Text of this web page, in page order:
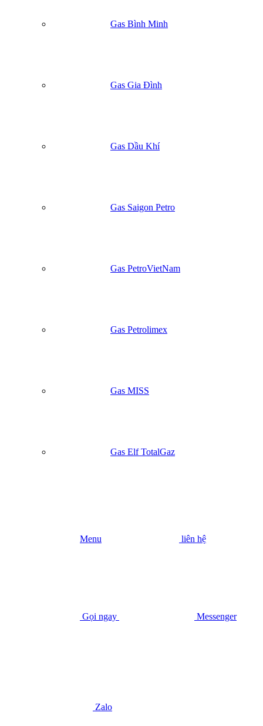
Gas Bình Minh
Gas Gia Đình
Gas Dầu Khí
Gas Saigon Petro
Gas PetroVietNam
Gas Petrolimex
Gas MISS
Gas Elf TotalGaz
Menu liên hệ
Gọi ngay Messenger
Zalo